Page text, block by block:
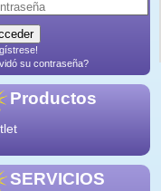
su contraseña?
Productos
SERVICIOS